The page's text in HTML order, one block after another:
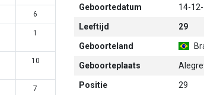
6
1
10
7
Geboortedatum 14-
Leeftijd 29
Geboorteland
Geboorteplaats
Positie 29